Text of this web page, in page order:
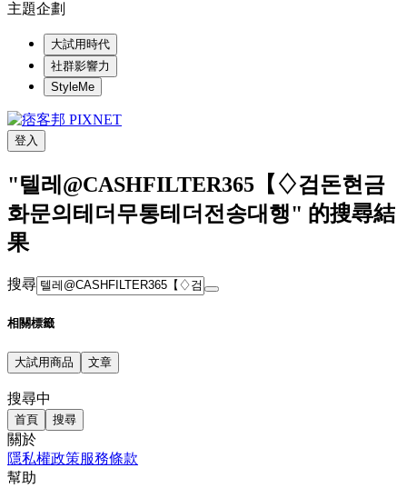
主題企劃
大試用時代
社群影響力
StyleMe
登入
"텔레@CASHFILTER365【♢검돈현금
화문의테더무통테더전송대행" 的搜尋結
果
搜尋
相關標籤
大試用商品 文章
搜尋中
首頁 搜尋
關於
隱私權政策服務條款
幫助